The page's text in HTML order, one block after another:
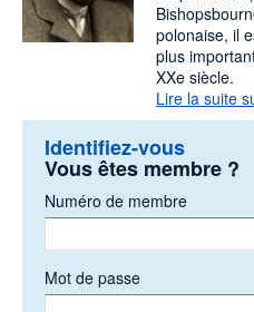
polonaise, il
plus
XXe siècle.
Lire la suite
Identifiez-vous
Vous êtes membre ?
Numéro de membre
Mot de passe